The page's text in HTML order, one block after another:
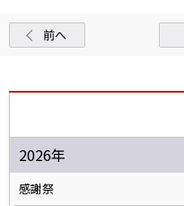
前へ
2026年
感謝祭